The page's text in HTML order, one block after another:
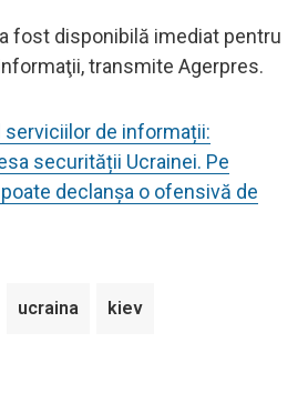
fost disponibilă imediat pentru
transmite Agerpres.
serviciilor de informații:
securității Ucrainei. Pe
declanșa o ofensivă de
ucraina kiev